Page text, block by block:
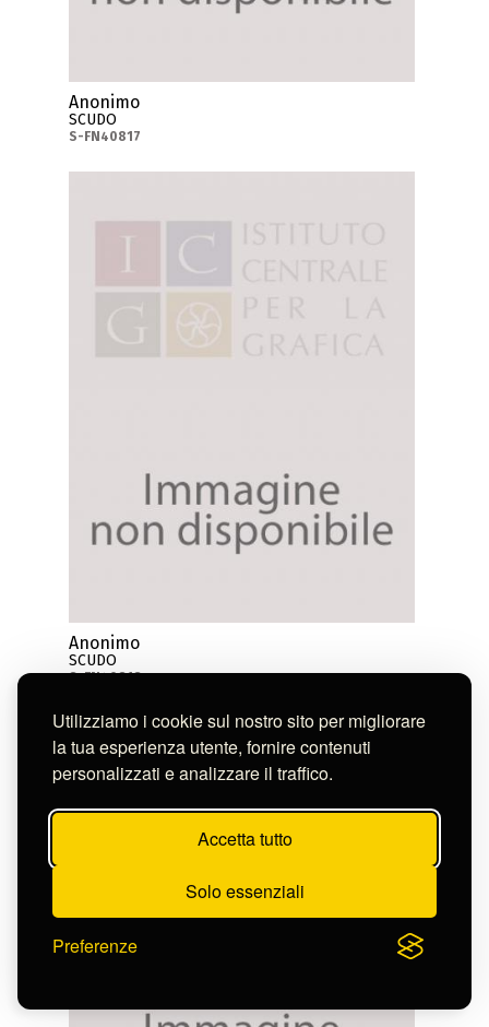
Utilizziamo i cookie sul nostro sito per migliorare
la tua esperienza utente, fornire contenuti
personalizzati e analizzare il traffico.
Accetta tutto
Solo essenziali
Preferenze
Anonimo
SCUDO
S-FN40817
Anonimo
SCUDO
S-FN40818